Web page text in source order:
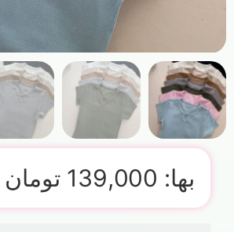
بها: 139,000 تومان